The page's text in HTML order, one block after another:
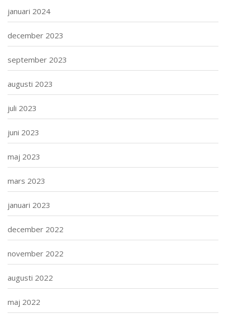
januari 2024
december 2023
september 2023
augusti 2023
juli 2023
juni 2023
maj 2023
mars 2023
januari 2023
december 2022
november 2022
augusti 2022
maj 2022